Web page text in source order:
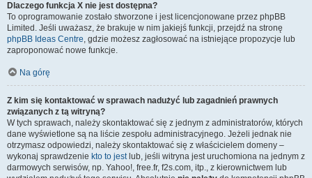
Dlaczego funkcja X nie jest dostępna?
To oprogramowanie zostało stworzone i jest licencjonowane przez phpBB
Limited. Jeśli uważasz, że brakuje w nim jakiejś funkcji, przejdź na stronę
phpBB Ideas Centre, gdzie możesz zagłosować na istniejące propozycje lub
zaproponować nowe funkcje.
Na górę
Z kim się kontaktować w sprawach nadużyć lub zagadnień prawnych
związanych z tą witryną?
W tych sprawach, należy skontaktować się z jednym z administratorów, których
dane wyświetlone są na liście zespołu administracyjnego. Jeżeli jednak nie
otrzymasz odpowiedzi, należy skontaktować się z właścicielem domeny –
wykonaj sprawdzenie kto to jestlub, jeśli witryna jest uruchomiona na jednym z
darmowych serwisów, np. Yahoo!, free.fr, f2s.com, itp., z kierownictwem lub